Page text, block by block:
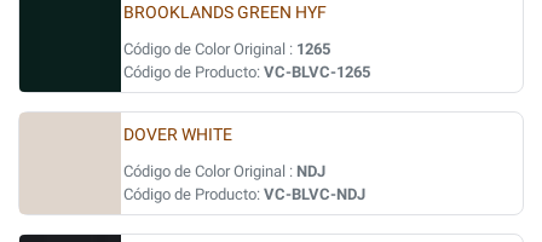
BROOKLANDS GREEN HYF
Código de Color Original : 1265
Código de Producto: VC-BLVC-1265
DOVER WHITE
Código de Color Original : NDJ
Código de Producto: VC-BLVC-NDJ